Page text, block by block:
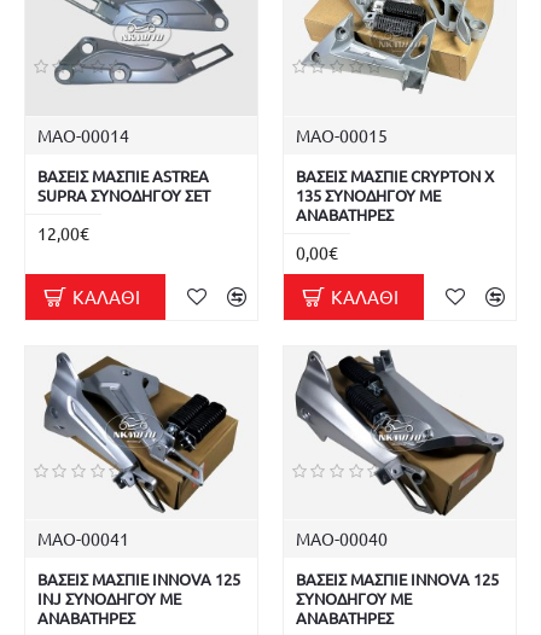
ΜΑΟ-00014
ΒΑΣΕΙΣ ΜΑΣΠΙΕ ASTREA
SUPRA ΣΥΝΟΔΗΓΟΥ ΣΕΤ
12,00€
ΚΑΛΆΘΙ
ΜΑΟ-00015
ΒΑΣΕΙΣ ΜΑΣΠΙΕ CRYPTON X
135 ΣΥΝΟΔΗΓΟΥ ΜΕ
ΑΝΑΒΑΤΗΡΕΣ
0,00€
ΚΑΛΆΘΙ
ΜΑΟ-00041
ΒΑΣΕΙΣ ΜΑΣΠΙΕ INNOVA 125
INJ ΣΥΝΟΔΗΓΟΥ ΜΕ
ΑΝΑΒΑΤΗΡΕΣ
ΜΑΟ-00040
ΒΑΣΕΙΣ ΜΑΣΠΙΕ INNOVA 125
ΣΥΝΟΔΗΓΟΥ ΜΕ
ΑΝΑΒΑΤΗΡΕΣ